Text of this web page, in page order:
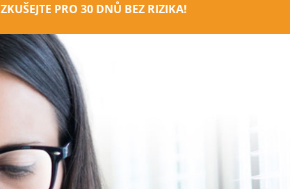
ZKUŠEJTE PRO 30 DNŮ BEZ RIZIKA!